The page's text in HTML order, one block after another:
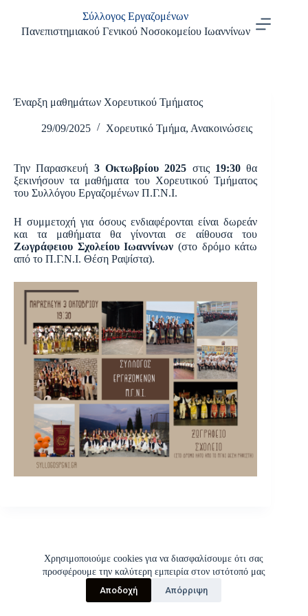
περιεχόμενο
Χρησιμοποιούμε cookies για να διασφαλίσουμε ότι σας
προσφέρουμε την καλύτερη εμπειρία στον ιστότοπό μας
Αποδοχή
Απόρριψη
Σύλλογος Εργαζομένων
Πανεπιστημιακού Γενικού Νοσοκομείου Ιωαννίνων
Έναρξη μαθημάτων Χορευτικού Τμήματος
29/09/2025 Χορευτικό Τμήμα, Ανακοινώσεις
Την Παρασκευή 3 Οκτωβρίου 2025 στις 19:30θα
ξεκινήσουν τα μαθήματα του Χορευτικού Τμήματος
του Συλλόγου Εργαζομένων Π.Γ.Ν.Ι.
Η συμμετοχή για όσους ενδιαφέρονται είναι δωρεάν
και τα μαθήματα θα γίνονται σε αίθουσα του
Ζωγράφειου Σχολείου Ιωαννίνων (στο δρόμο κάτω
από το Π.Γ.Ν.Ι. Θέση Ραψίστα).